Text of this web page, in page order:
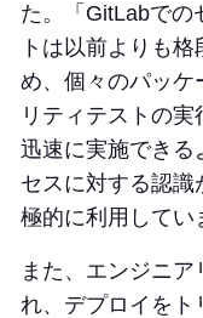
た。「GitLabでの
トは以前よりも
め、個々のパッケ
リティテストの
迅速に実施できる
セスに対する認
極的に利用してい
また、エンジニ
れ、デプロイをト